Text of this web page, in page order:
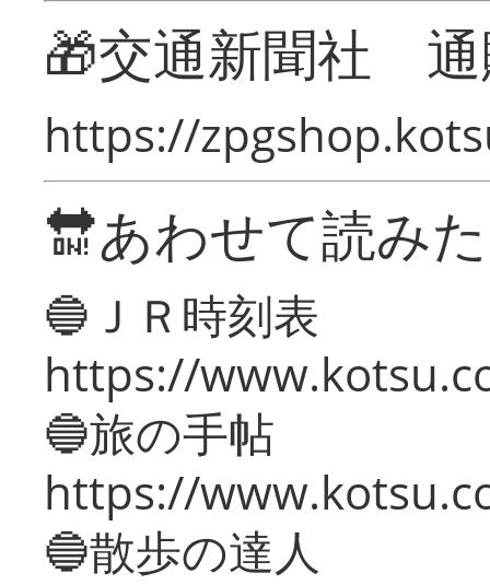
🎁交通新聞社
https://
🔛あわせて読み
🔵ＪＲ時刻表
https://
🔵旅の手帖
https://
🔵散歩の達人